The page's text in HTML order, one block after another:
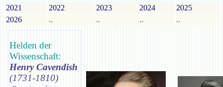
2021 2022 2023 2024
2025
2026
.. .. .. ..
Helden der
Wissenschaft:
Henry Cavendish
(1731-1810)